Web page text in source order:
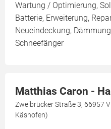
Wartung / Optimierung,
Batterie, Erweiterung,
Neueindeckung,
Schneefänger
Matthias Caron -
Zweibrücker Straße 3, 66957
Käshofen)